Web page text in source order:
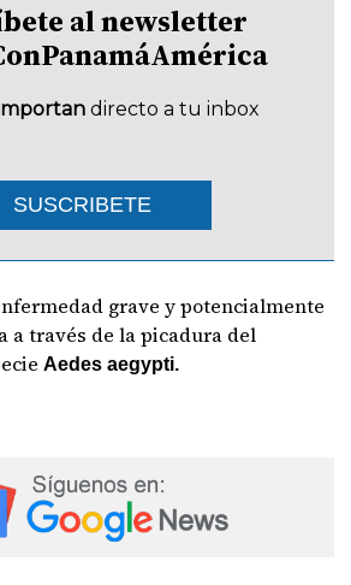
al newsletter
directo a tu inbox
SUSCRIBETE
grave y potencialmente
a través de la picadura del
Aedes aegypti.